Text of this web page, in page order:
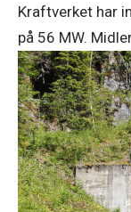
Kraftverket har
på 56 MW.